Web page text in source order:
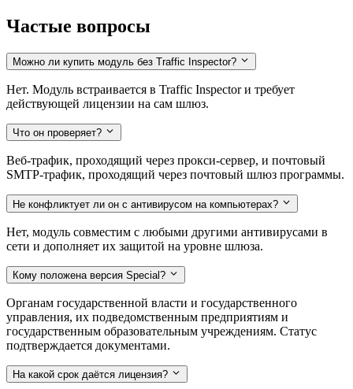
Частые вопросы
Можно ли купить модуль без Traffic Inspector?
Нет. Модуль встраивается в Traffic Inspector и требует
действующей лицензии на сам шлюз.
Что он проверяет?
Веб-трафик, проходящий через прокси-сервер, и почтовый
SMTP-трафик, проходящий через почтовый шлюз программы.
Не конфликтует ли он с антивирусом на компьютерах?
Нет, модуль совместим с любыми другими антивирусами в
сети и дополняет их защитой на уровне шлюза.
Кому положена версия Special?
Органам государственной власти и государственного
управления, их подведомственным предприятиям и
государственным образовательным учреждениям. Статус
подтверждается документами.
На какой срок даётся лицензия?